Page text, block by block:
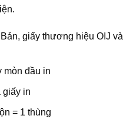
giấy thương hiệu OIJ và
mòn đầu in
giấy in
= 1 thùng